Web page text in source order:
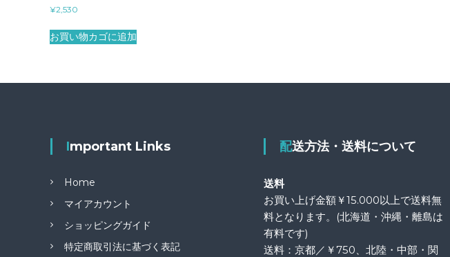
¥2,530
お買い物カゴに追加
Important Links
Home
マイアカウント
ショッピングガイド
特定商取引法に基づく表記
配送方法・送料について
送料
お買い上げ金額￥15.000以上で送料無
料となります。(北海道・沖縄・離島は
有料です)
送料：京都／￥750、北陸・中部・関